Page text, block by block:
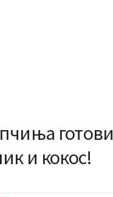
и кокос!